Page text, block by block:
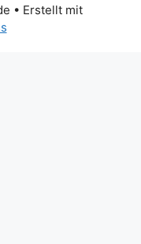
• Erstellt mit